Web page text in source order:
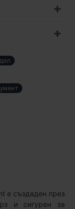
е създаден през
и сигурен за